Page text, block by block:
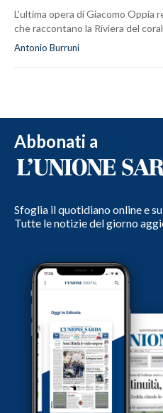
L'ultima opera di Giacomo Oppia
che raccontano la Riviera del
Antonio Burruni
Abbonati a
Sfoglia il quotidiano online e
Tutte le notizie del giorno